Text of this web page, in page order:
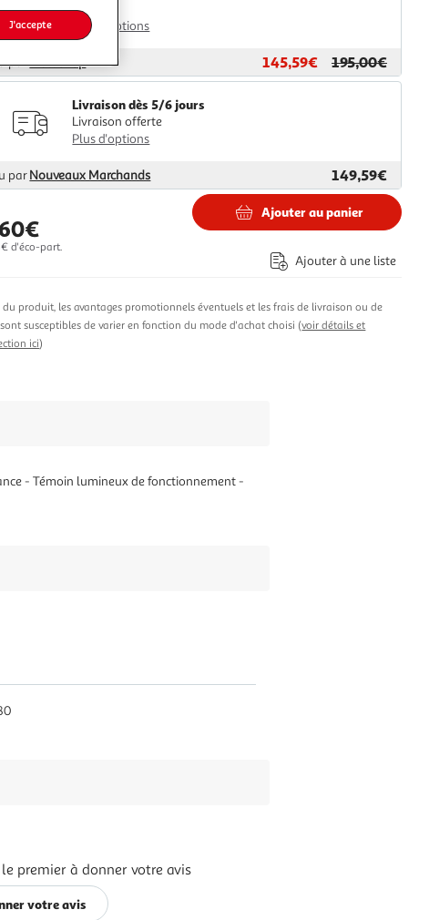
4,99€
Plus d'options
parMultishop 145,59€ 195,00€
Livraison dès 5/6 jours
Livraison offerte
Plus d'options
parNouveaux Marchands 149,59€
d'éco-part.
Ajouter au panier
Ajouter à une liste
du produit, les avantages promotionnels éventuels et les frais de livraison ou de
susceptibles de varier en fonction du mode d'achat choisi (voir détails et
ici)
- Témoin lumineux de fonctionnement -
le premier à donner votre avis
votre avis
J'accepte